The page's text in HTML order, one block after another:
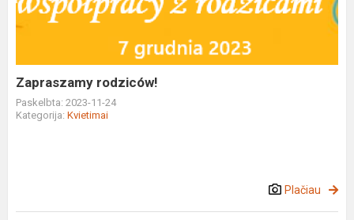
Zapraszamy rodziców!
Paskelbta: 2023-11-24
Kategorija: Kvietimai
Plačiau